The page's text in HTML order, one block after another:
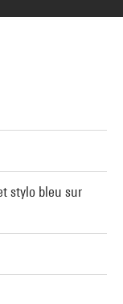
stylo bleu sur
Migeat/Dist.